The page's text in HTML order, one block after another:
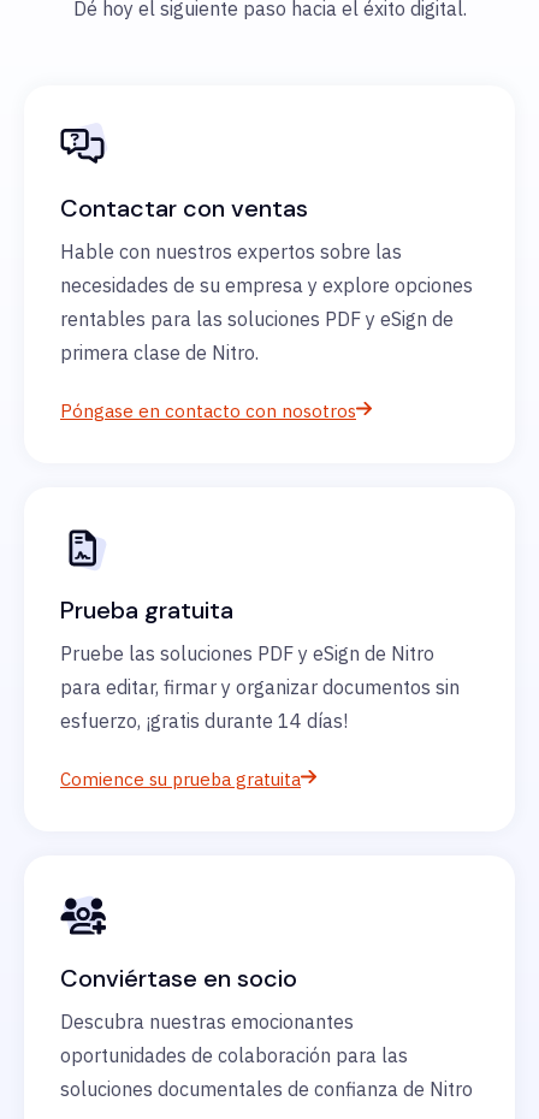
Dé hoy el siguiente paso hacia el éxito digital.
Contactar con ventas
Hable con nuestros expertos sobre las
necesidades de su empresa y explore opciones
rentables para las soluciones PDF y eSign de
primera clase de Nitro.
Póngase en contacto con nosotros
Prueba gratuita
Pruebe las soluciones PDF y eSign de Nitro
para editar, firmar y organizar documentos sin
esfuerzo, ¡gratis durante 14 días!
Comience su prueba gratuita
Conviértase en socio
Descubra nuestras emocionantes
oportunidades de colaboración para las
soluciones documentales de confianza de Nitro